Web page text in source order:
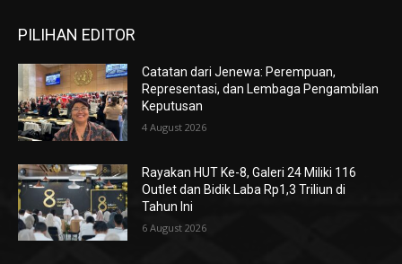
PILIHAN EDITOR
Catatan dari Jenewa: Perempuan,
Representasi, dan Lembaga Pengambilan
Keputusan
4 August 2026
Rayakan HUT Ke-8, Galeri 24 Miliki 116
Outlet dan Bidik Laba Rp1,3 Triliun di
Tahun Ini
6 August 2026